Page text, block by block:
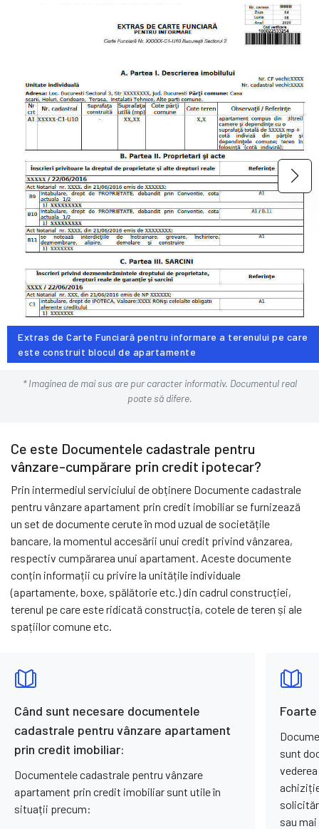
Extras de Carte Funciară pentru informare a terenului pe care
este construit blocul de apartamente
* Imaginea de mai sus are pur caracter informativ. Documentul real
poate să difere.
Ce este Documentele cadastrale pentru
vânzare-cumpărare prin credit ipotecar?
Prin intermediul serviciului de obținere Documente cadastrale
pentru vânzare apartament prin credit imobiliar se furnizează
un set de documente cerute în mod uzual de societățile
bancare, la momentul accesării unui credit privind vânzarea,
respectiv cumpărarea unui apartament. Aceste documente
conțin informații cu privire la unitățile individuale
(apartamente, boxe, spălătorie etc.) din cadrul construcției,
terenul pe care este ridicată construcția, cotele de teren și ale
spațiilor comune etc.
Când sunt necesare documentele
cadastrale pentru vânzare apartament
prin credit imobiliar:
Documentele cadastrale pentru vânzare
apartament prin credit imobiliar sunt utile în
situații precum:
sunt
sau